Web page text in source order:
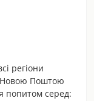
регіони
Новою Поштою
попитом серед: